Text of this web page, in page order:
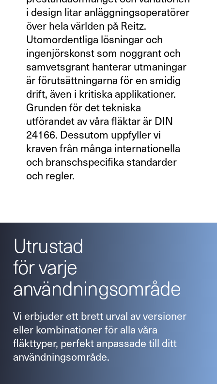
i design litar anläggningsoperatörer
över hela världen på Reitz.
Utomordentliga lösningar och
ingenjörskonst som noggrant och
samvetsgrant hanterar utmaningar
är förutsättningarna för en smidig
drift, även i kritiska applikationer.
Grunden för det tekniska
utförandet av våra fläktar är DIN
24166. Dessutom uppfyller vi
kraven från många internationella
och branschspecifika standarder
och regler.
Utrustad
för varje
användningsområde
Vi erbjuder ett brett urval av versioner
eller kombinationer för alla våra
fläkttyper, perfekt anpassade till ditt
användningsområde.